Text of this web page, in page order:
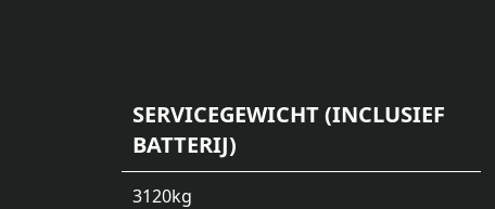
SERVICEGEWICHT (INCLUSIEF
BATTERIJ)
3120kg